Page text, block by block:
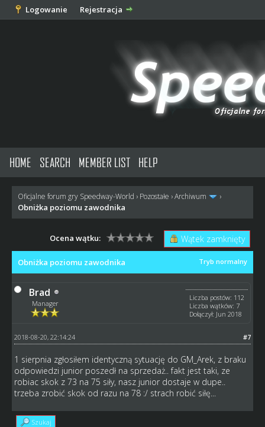
Logowanie Rejestracja
HOME SEARCH MEMBER LIST HELP
Oficjalne forum gry Speedway-World › Pozostałe ›Archiwum ›
Obniżka poziomu zawodnika
Wątek zamknięty
Ocena wątku:
Tryb normalny
Obniżka poziomu zawodnika
Brad
Manager
Liczba postów: 112
Liczba wątków: 7
Dołączył: Jun 2018
#7
2018-08-20, 22:14:24
1 sierpnia zgłosiłem identyczną sytuację do GM_Arek, z braku
odpowiedzi junior poszedł na sprzedaż.. fakt jest taki, ze
robiac skok z 73 na 75 siły, nasz junior dostaje w dupe..
trzeba zrobić skok od razu na 78 :/ strach robić siłę...
Szukaj